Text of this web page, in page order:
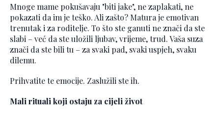
Mnoge mame pokušavaju "biti jake", ne zaplakati, ne
pokazati da im je teško. Ali zašto? Matura je emotivan
trenutak i za roditelje. To što ste ganuti ne znači da ste
slabi – već da ste uložili ljubav, vrijeme, trud. Vaša suza
znači da ste bili tu – za svaki pad, svaki uspjeh, svaku
dilemu.
Prihvatite te emocije. Zaslužili ste ih.
Mali rituali koji ostaju za cijeli život